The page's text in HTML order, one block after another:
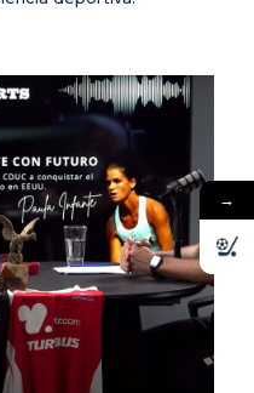
→